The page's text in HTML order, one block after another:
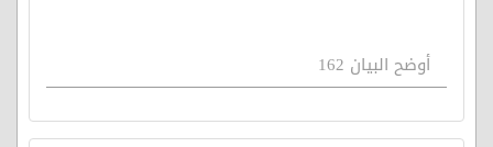
أوضح البيان 162